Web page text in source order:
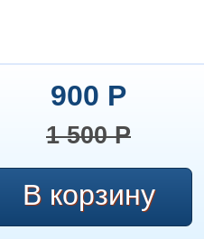
900 Р
1 500Р